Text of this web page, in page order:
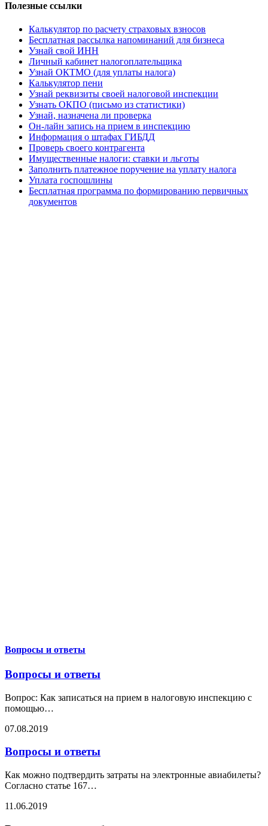
Полезные ссылки
Калькулятор по расчету страховых взносов
Бесплатная рассылка напоминаний для бизнеса
Узнай свой ИНН
Личный кабинет налогоплательщика
Узнай ОКТМО (для уплаты налога)
Калькулятор пени
Узнай реквизиты своей налоговой инспекции
Узнать ОКПО (письмо из статистики)
Узнай, назначена ли проверка
Он-лайн запись на прием в инспекцию
Информация о штафах ГИБДД
Проверь своего контрагента
Имущественные налоги: ставки и льготы
Заполнить платежное поручение на уплату налога
Уплата госпошлины
Бесплатная программа по формированию первичных
документов
Вопросы и ответы
Вопросы и ответы
Вопрос: Как записаться на прием в налоговую инспекцию с
помощью…
07.08.2019
Вопросы и ответы
Как можно подтвердить затраты на электронные авиабилеты?
Согласно статье 167…
11.06.2019